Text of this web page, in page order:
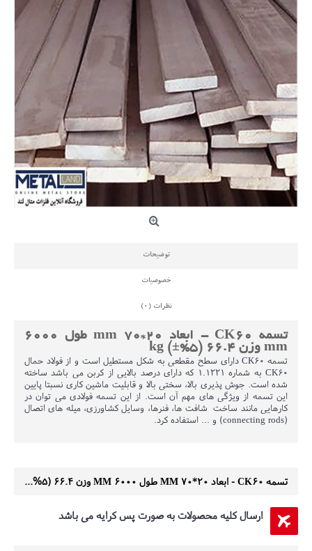
توضیحات
خصوصیات
نظرات (0)
تسمه CK60 - ابعاد 20*70 mm طول 6000
mm وزن 66.4 (5%±) kg
تسمه CK60 دارای سطح مقطعی به شکل مستطیل است و از فولاد حمال
CK60 به شماره 1.1221 که دارای درصد بالایی از کربن می باشد ساخته
شده است. جوش پذیری بالا، سختی بالا و قابلیت ماشین کاری نسبتا پایین
این تسمه از ویژگی های مهم آن است. از این تسمه فولادی می توان در
کارهایی مانند ساخت شافت ها، فنرها، وسایل کشاورزی، میله های اتصال
(connecting rods) و ... استفاده کرد.
تسمه CK60 - ابعاد 20*70 MM طول 6000 MM وزن 66.4 (5%±) KG
ارسال کلیه محصولات به صورت پس کرایه می باشد